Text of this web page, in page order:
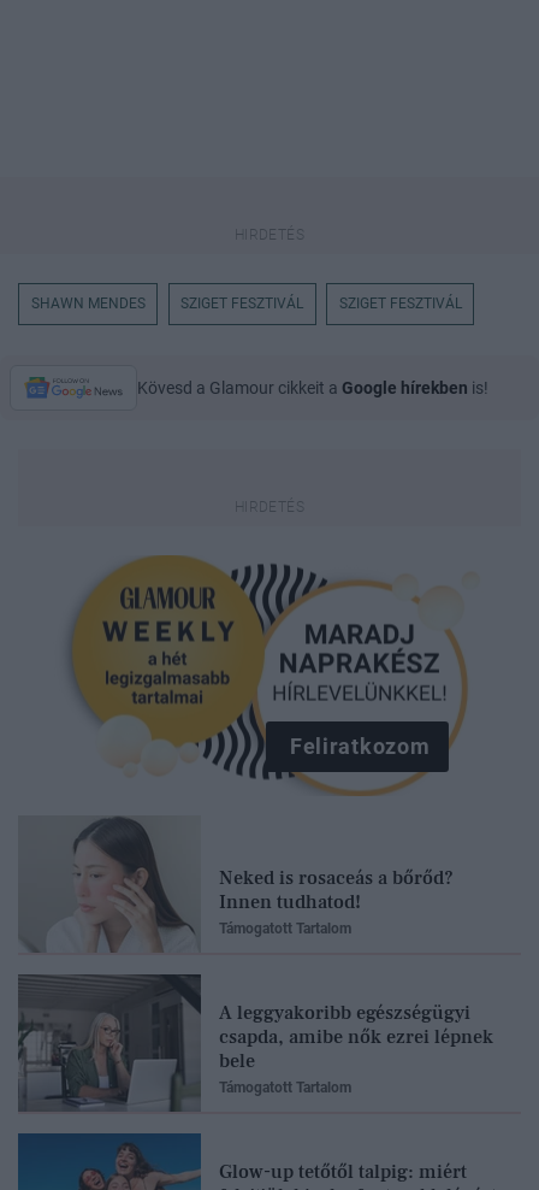
SHAWN MENDES SZIGET FESZTIVÁL SZIGET FESZTIVÁL
Kövesd a Glamour cikkeit a Google hírekben is!
Feliratkozom
Neked is rosaceás a bőrőd?
Innen tudhatod!
Támogatott Tartalom
A leggyakoribb egészségügyi
csapda, amibe nők ezrei lépnek
bele
Támogatott Tartalom
Glow-up tetőtől talpig: miért